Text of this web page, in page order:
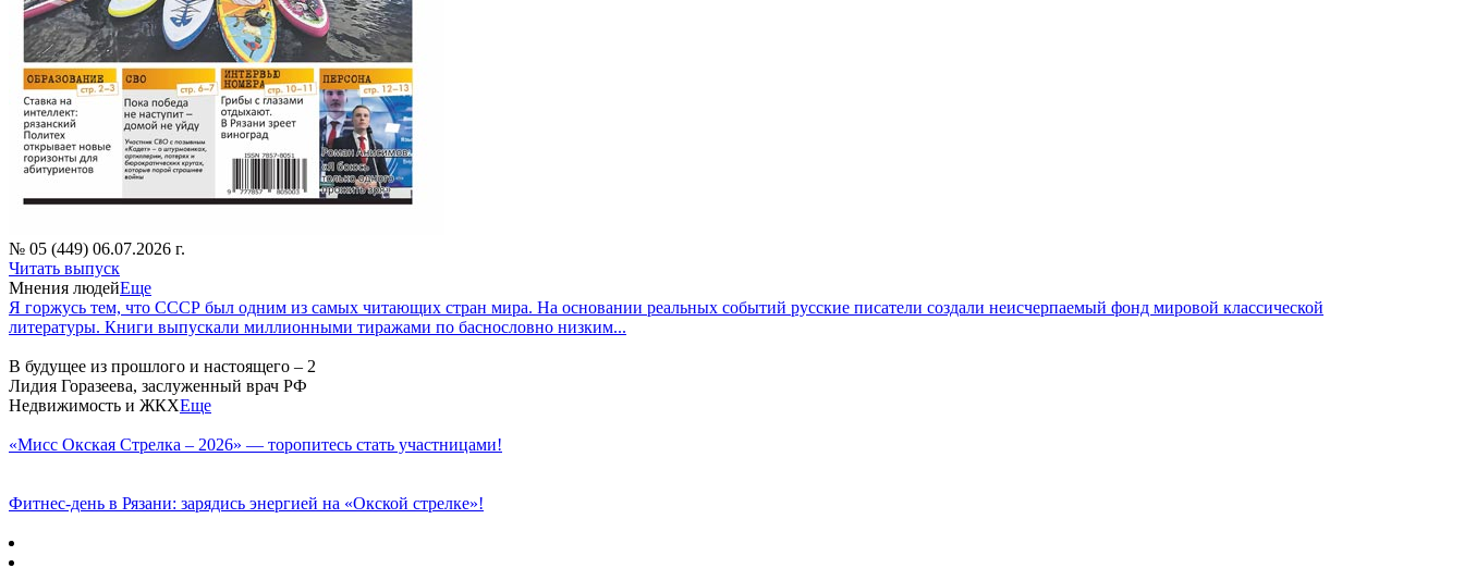
№ 05 (449) 06.07.2026 г.
Читать выпуск
Мнения людейЕще
Я горжусь тем, что СССР был одним из самых читающих стран мира. На основании реальных событий русские писатели создали неисчерпаемый фонд мировой классической
литературы. Книги выпускали миллионными тиражами по баснословно низким...
В будущее из прошлого и настоящего – 2
Лидия Горазеева, заслуженный врач РФ
Недвижимость и ЖКХЕще
«Мисс Окская Стрелка – 2026» — торопитесь стать участницами!
Фитнес‑день в Рязани: зарядись энергией на «Окской стрелке»!